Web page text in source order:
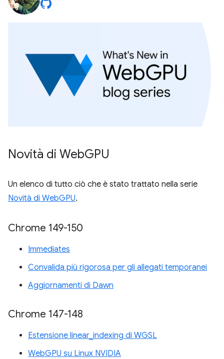
Novità di WebGPU
Un elenco di tutto ciò che è stato trattato nella serie
Novità di WebGPU.
Chrome 149-150
Immediates
Convalida più rigorosa per gli allegati temporanei
Aggiornamenti di Dawn
Chrome 147-148
Estensione linear_indexing di WGSL
WebGPU su Linux NVIDIA